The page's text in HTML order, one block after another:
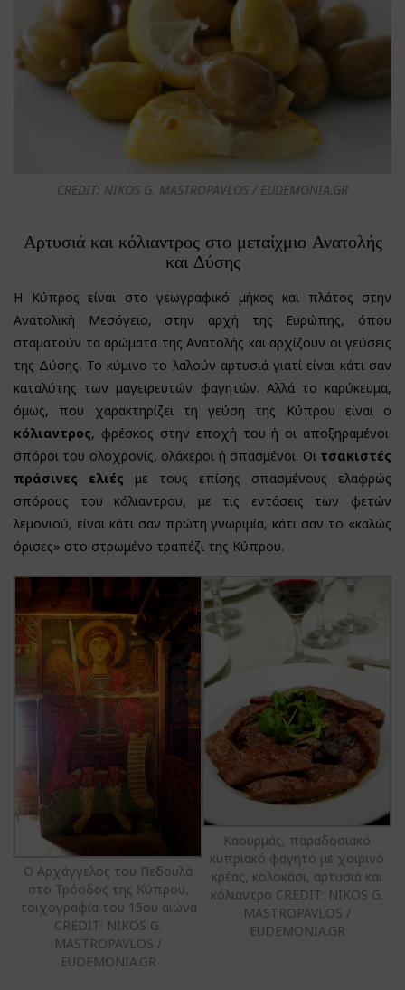
CREDIT: NIKOS G. MASTROPAVLOS / EUDEMONIA.GR
Αρτυσιά και κόλιαντρος στο μεταίχμιο Ανατολής
και Δύσης
Η Κύπρος είναι στο γεωγραφικό μήκος και πλάτος στην
Ανατολική Μεσόγειο, στην αρχή της Ευρώπης, όπου
σταματούν τα αρώματα της Ανατολής και αρχίζουν οι γεύσεις
της Δύσης. Το κύμινο το λαλούν αρτυσιά γιατί είναι κάτι σαν
καταλύτης των μαγειρευτών φαγητών. Αλλά το καρύκευμα,
όμως, που χαρακτηρίζει τη γεύση της Κύπρου είναι ο
κόλιαντρος, φρέσκος στην εποχή του ή οι αποξηραμένοι
σπόροι του ολοχρονίς, ολάκεροι ή σπασμένοι. Οι τσακιστές
πράσινες ελιές με τους επίσης σπασμένους ελαφρώς
σπόρους του κόλιαντρου, με τις εντάσεις των φετών
λεμονιού, είναι κάτι σαν πρώτη γνωριμία, κάτι σαν το «καλώς
όρισες» στο στρωμένο τραπέζι της Κύπρου.
Ο Αρχάγγελος του Πεδουλά
στο Τρόοδος της Κύπρου,
τοιχογραφία του 15ου αιώνα
CREDIT: NIKOS G.
MASTROPAVLOS /
EUDEMONIA.GR
Καουρμάς, παραδοσιακό
κυπριακό φαγητό με χοιρινό
κρέας, κολοκάσι, αρτυσιά και
κόλιαντρο CREDIT: NIKOS G.
MASTROPAVLOS /
EUDEMONIA.GR